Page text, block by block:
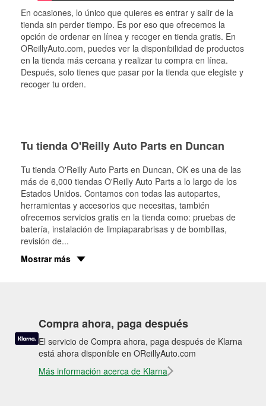
En ocasiones, lo único que quieres es entrar y salir de la
tienda sin perder tiempo. Es por eso que ofrecemos la
opción de ordenar en línea y recoger en tienda gratis. En
OReillyAuto.com, puedes ver la disponibilidad de productos
en la tienda más cercana y realizar tu compra en línea.
Después, solo tienes que pasar por la tienda que elegiste y
recoger tu orden.
Tu tienda O'Reilly Auto Parts en Duncan
Tu tienda O'Reilly Auto Parts en Duncan, OK es una de las
más de 6,000 tiendas O'Reilly Auto Parts a lo largo de los
Estados Unidos. Contamos con todas las autopartes,
herramientas y accesorios que necesitas, también
ofrecemos servicios gratis en la tienda como: pruebas de
batería, instalación de limpiaparabrisas y de bombillas,
revisión de...
Mostrar más
Compra ahora, paga después
El servicio de Compra ahora, paga después de Klarna
está ahora disponible en OReillyAuto.com
Más información acerca de Klarna